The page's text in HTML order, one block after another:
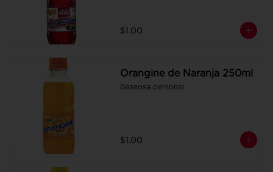
$1.00
Orangine de Naranja 250ml
Gaseosa personal.
$1.00